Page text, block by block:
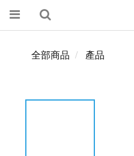
全部商品 產品